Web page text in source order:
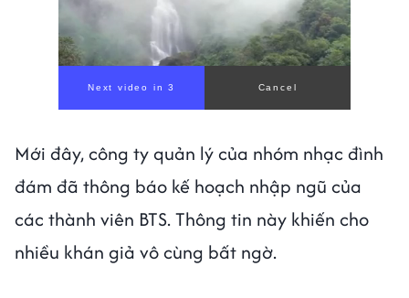
Next video in 1 Cancel
Mới đây, công ty quản lý của nhóm nhạc đình
đám đã thông báo kế hoạch nhập ngũ của
các thành viên BTS. Thông tin này khiến cho
nhiều khán giả vô cùng bất ngờ.